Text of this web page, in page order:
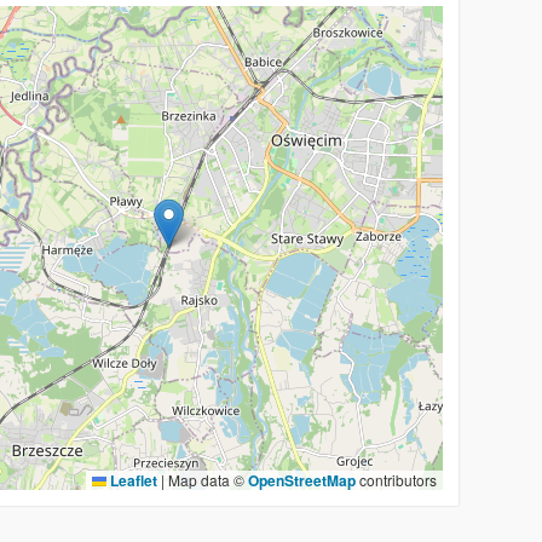
Leaflet | Map data ©OpenStreetMapcontributors